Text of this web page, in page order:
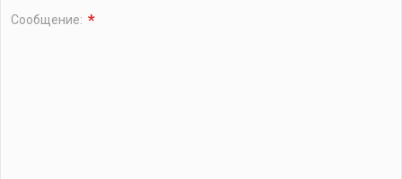
Адаптация АКПП Honda
Сообщение: *